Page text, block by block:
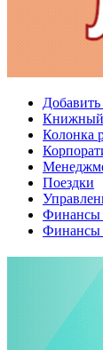
Добавить
Книжный
Колонка
Поездки
Финансы
Финансы